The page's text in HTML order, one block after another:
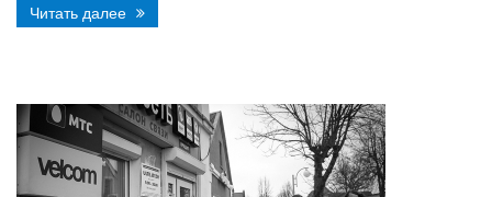
Читать далее